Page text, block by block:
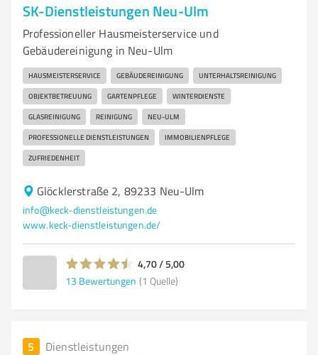
SK-Dienstleistungen Neu-Ulm
Professioneller Hausmeisterservice und
Gebäudereinigung in Neu-Ulm
HAUSMEISTERSERVICE GEBÄUDEREINIGUNG UNTERHALTSREINIGUNG
OBJEKTBETREUUNG GARTENPFLEGE WINTERDIENSTE
GLASREINIGUNG REINIGUNG NEU-ULM
PROFESSIONELLE DIENSTLEISTUNGEN IMMOBILIENPFLEGE
ZUFRIEDENHEIT
Glöcklerstraße 2, 89233 Neu-Ulm
info@keck-dienstleistungen.de
www.keck-dienstleistungen.de/
4,70 / 5,00
13 Bewertungen (1 Quelle)
5 Dienstleistungen